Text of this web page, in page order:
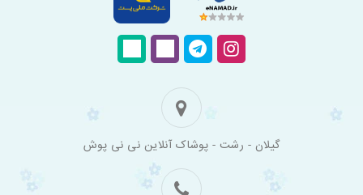
گیلان - رشت - پوشاک آنلاین نی نی پوش